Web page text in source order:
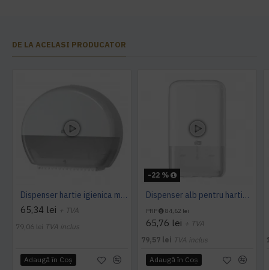
DE LA ACELASI PRODUCATOR
Dispenser hartie igienica mini Jumbo Tork alb
65,34 lei + TVA
79,06 lei TVA inclus
Adaugă în Coş
-22 %
Dispenser alb pentru hartie igienica pliata, bulk, Tork
PRP 84,62 lei
65,76 lei + TVA
79,57 lei TVA inclus
Adaugă în Coş